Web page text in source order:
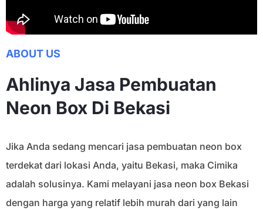
ABOUT US
Ahlinya Jasa Pembuatan
Neon Box Di Bekasi
Jika Anda sedang mencari jasa pembuatan neon box
terdekat dari lokasi Anda, yaitu Bekasi, maka Cimika
adalah solusinya. Kami melayani jasa neon box Bekasi
dengan harga yang relatif lebih murah dari yang lain